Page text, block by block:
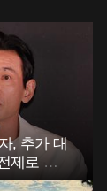
, 추가 대
제로 하